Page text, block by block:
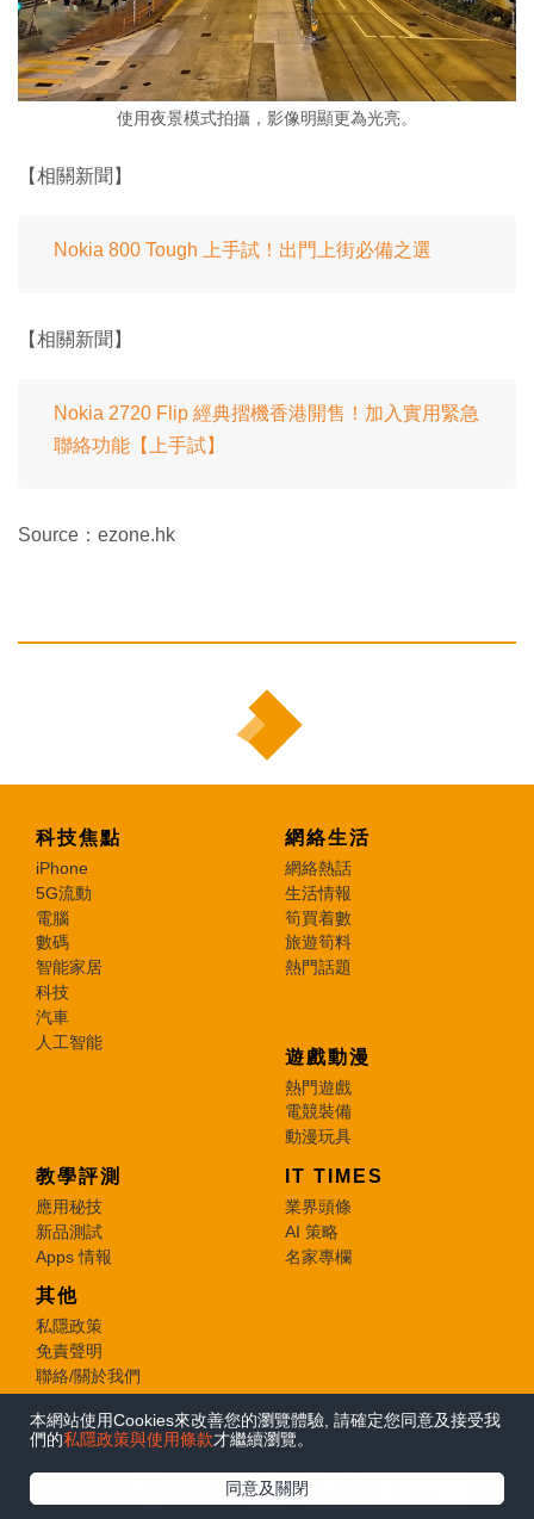
使用夜景模式拍攝，影像明顯更為光亮。
【相關新聞】
Nokia 800 Tough 上手試！出門上街必備之選
【相關新聞】
Nokia 2720 Flip 經典摺機香港開售！加入實用緊急
聯絡功能【上手試】
Source：ezone.hk
科技焦點
iPhone
5G流動
電腦
數碼
智能家居
科技
汽車
人工智能
網絡生活
網絡熱話
生活情報
筍買着數
旅遊筍料
熱門話題
遊戲動漫
熱門遊戲
電競裝備
動漫玩具
教學評測
應用秘技
新品測試
Apps 情報
IT TIMES
業界頭條
AI 策略
名家專欄
其他
私隱政策
免責聲明
聯絡/關於我們
© 2026 e-zone. All Rights Reserved.
本網站使用Cookies來改善您的瀏覽體驗, 請確定您同意及接受我
們的私隱政策與使用條款才繼續瀏覽。
同意及關閉